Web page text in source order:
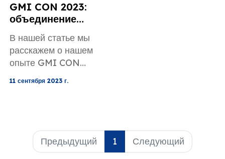
GMI CON 2023:
объединение
иммиграционной
индустрии и
цифрового
маркетинга
В нашей статье мы
расскажем о нашем
опыте GMI CON
11 сентября 2023 г.
Предыдущий 1 Следующий